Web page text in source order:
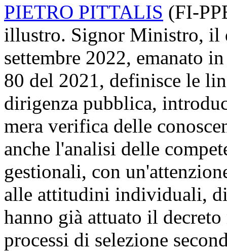
PIETRO PITTALIS (FI-
illustro. Signor Ministro, il
settembre 2022, emanato
80 del 2021, definisce le
dirigenza pubblica,
mera verifica delle
anche l'analisi delle
gestionali, con
alle attitudini individuali,
hanno già attuato il
processi di selezione